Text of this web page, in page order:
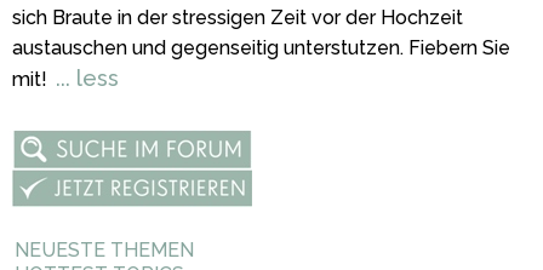
sich Braute in der stressigen Zeit vor der Hochzeit
austauschen und gegenseitig unterstutzen. Fiebern Sie
mit! ... less
NEUESTE THEMEN